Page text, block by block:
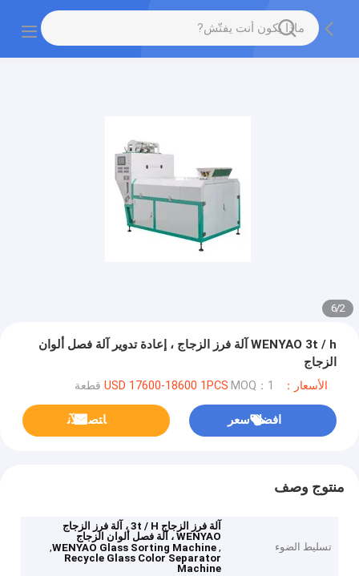
2
/
6
WENYAO 3t / h آلة فرز الزجاج ، إعادة تدوير آلة فصل ألوان
الزجاج
الأسعار：USD 17600-18600 1PCS MOQ：1 قطعة
افضل سعر ﺎﺘﺼﻟ ﺍﻶﻧ
منتوج وصف
تسليط الضوء
آلة فرز الزجاج 3t / H ، آلة فرز الزجاج
WENYAO ، آلة فصل ألوان الزجاج
,
WENYAO Glass Sorting Machine
,
Recycle Glass Color Separator
Machine